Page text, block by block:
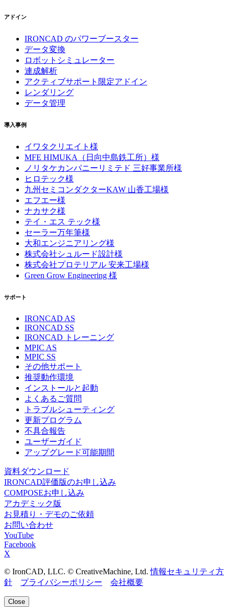
アドイン
IRONCAD のパワーブースター
データ変換
ロボットシミュレーター
連成解析
アクティブサポート限定アドイン
レンダリング
データ管理
導入事例
イワタクリエイト様
MFE HIMUKA（日向中島鉄工所）様
ノリタケカンパニーリミテド 三好事業所様
ヒロテック様
九州セミコンダクターKAW 山香工場様
エフエー様
ナカサク様
テイ・エス テック様
セーラー万年筆様
大和エンジニアリング様
株式会社シュルード設計様
株式会社プロテリアル 安来工場様
Green Grow Engineering 様
サポート
IRONCAD AS
IRONCAD SS
IRONCAD トレーニング
MPIC AS
MPIC SS
その他サポート
推奨動作環境
インストールと起動
よくあるご質問
トラブルシューティング
更新プログラム
不具合報告
ユーザーガイド
アップグレード可能期間
資料ダウンロード
IRONCAD評価版のお申し込み
COMPOSEお申し込み
アカデミック版
お見積り・デモのご依頼
お問い合わせ
YouTube
Facebook
X
© IronCAD, LLC. © CreativeMachine, Ltd.情報セキュリティ方
針
プライバシーポリシー 会社概要
Close